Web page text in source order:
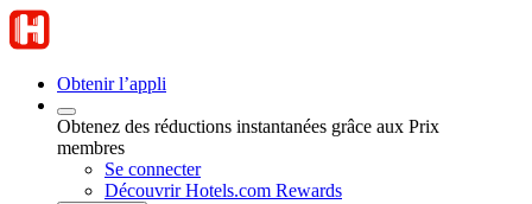
Obtenir l’appli
Obtenez des réductions instantanées grâce aux Prix
membres
Se connecter
Découvrir Hotels.com Rewards